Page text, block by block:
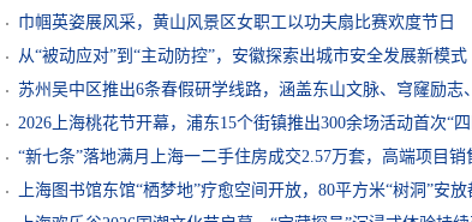
巾帼英姿展风采，黄山风景区女职工以功夫扇比赛欢度节日
从“被动应对”到“主动防控”，安徽探索出城市安全发展新模式
苏州吴中区推出6条春假研学线路，涵盖东山文脉、穹窿励志
2026上海桃花节开幕，浦东15个街镇推出300余场活动首次“
“新七条”落地满月上海一二手住房成交2.57万套，高端项目销
上海图书馆东馆“栖梦地”疗愈空间开放，80平方米“树洞”安